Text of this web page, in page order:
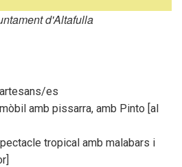
d'Altafulla
es
amb pissarra, amb Pinto [al
tropical amb malabars i